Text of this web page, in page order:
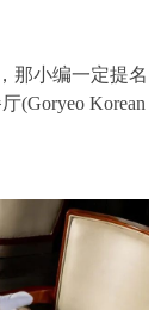
那小编一定提名
(Goryeo Korean